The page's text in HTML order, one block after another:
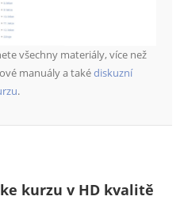
všechny materiály, více než
manuály a takédiskuzní
.
kurzu v HD kvalitě